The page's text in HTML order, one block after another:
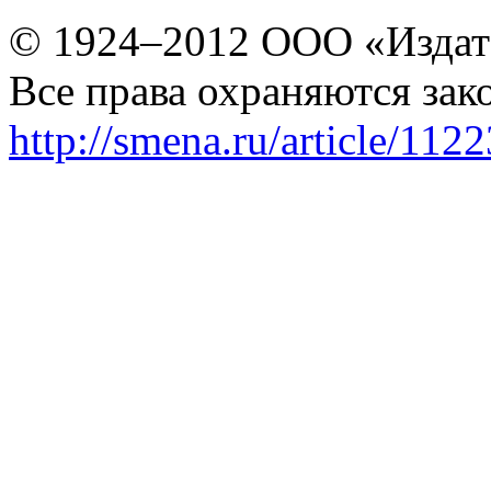
© 1924–2012 ООО
Все права охраняются
http://smena.ru/article/